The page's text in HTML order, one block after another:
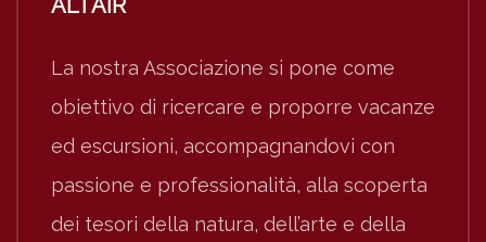
ALTAIR
La nostra Associazione si pone come
obiettivo di ricercare e proporre vacanze
ed escursioni, accompagnandovi con
passione e professionalità, alla scoperta
dei tesori della natura, dell’arte e della